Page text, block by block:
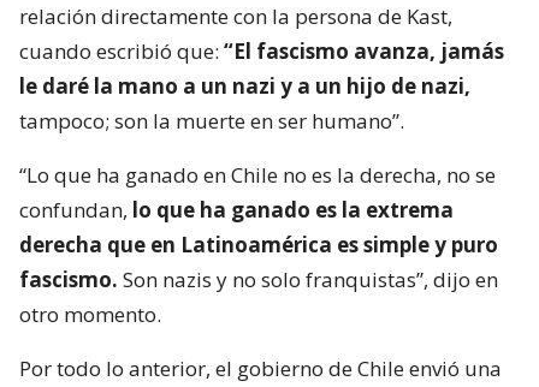
relación directamente con la persona de Kast,
cuando escribió que: “El fascismo avanza, jamás
le daré la mano a un nazi y a un hijo de nazi,
tampoco; son la muerte en ser humano”.
“Lo que ha ganado en Chile no es la derecha, no se
confundan, lo que ha ganado es la extrema
derecha que en Latinoamérica es simple y puro
fascismo. Son nazis y no solo franquistas”, dijo en
otro momento.
Por todo lo anterior, el gobierno de Chile envió una